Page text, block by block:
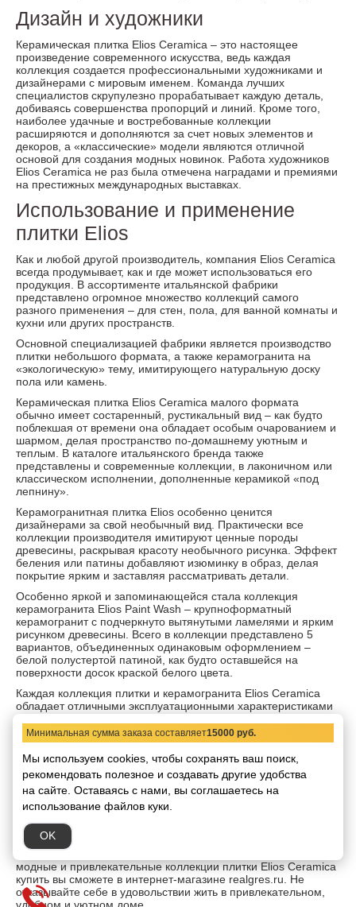
Дизайн и художники
Керамическая плитка Elios Ceramica – это настоящее
произведение современного искусства, ведь каждая
коллекция создается профессиональными художниками и
дизайнерами с мировым именем. Команда лучших
специалистов скрупулезно прорабатывает каждую деталь,
добиваясь совершенства пропорций и линий. Кроме того,
наиболее удачные и востребованные коллекции
расширяются и дополняются за счет новых элементов и
декоров, а «классические» модели являются отличной
основой для создания модных новинок. Работа художников
Elios Ceramica не раз была отмечена наградами и премиями
на престижных международных выставках.
Использование и применение
плитки Elios
Как и любой другой производитель, компания Elios Ceramica
всегда продумывает, как и где может использоваться его
продукция. В ассортименте итальянской фабрики
представлено огромное множество коллекций самого
разного применения – для стен, пола, для ванной комнаты и
кухни или других пространств.
Основной специализацией фабрики является производство
плитки небольшого формата, а также керамогранита на
«экологическую» тему, имитирующего натуральную доску
пола или камень.
Керамическая плитка Elios Ceramica малого формата
обычно имеет состаренный, рустикальный вид – как будто
поблекшая от времени она обладает особым очарованием и
шармом, делая пространство по-домашнему уютным и
теплым. В каталоге итальянского бренда также
представлены и современные коллекции, в лаконичном или
классическом исполнении, дополненные керамикой «под
лепнину».
Керамогранитная плитка Elios особенно ценится
дизайнерами за свой необычный вид. Практически все
коллекции производителя имитируют ценные породы
древесины, раскрывая красоту необычного рисунка. Эффект
беления или патины добавляют изюминку в образ, делая
покрытие ярким и заставляя рассматривать детали.
Особенно яркой и запоминающейся стала коллекция
керамогранита Elios Paint Wash – крупноформатный
керамогранит с подчеркнуто вытянутыми ламелями и ярким
рисунком древесины. Всего в коллекции представлено 5
вариантов, объединенных одинаковым оформлением –
белой полустертой патиной, как будто оставшейся на
поверхности досок краской белого цвета.
Каждая коллекция плитки и керамогранита Elios Ceramica
обладает отличными эксплуатационными характеристиками
выцветает и не выгорает. Итальянский керамогранит
устойчив к перепадам температур, и может использоваться
даже на открытых пространствах. Противоскользящий
эффект делает плитку безопасной и универсальной в
применении, а простота и неприхотливость в уходе, а также
устойчивость к истиранию позволяют использовать ее в
помещениях с повышенной нагрузкой.
Плитка Elios Ceramica востребована у российских
покупателей, поэтому она представлена во многих салонах и
модные и привлекательные коллекции плитки Elios Ceramica
купить вы сможете в интернет-магазине realgres.ru. Не
отказывайте себе в удовольствии жить в привлекательном,
Минимальная сумма заказа составляет15000 руб.
Мы используем cookies, чтобы сохранять ваш поиск,
рекомендовать полезное и создавать другие удобства
на сайте. Оставаясь с нами, вы соглашаетесь на
использование файлов куки.
OK